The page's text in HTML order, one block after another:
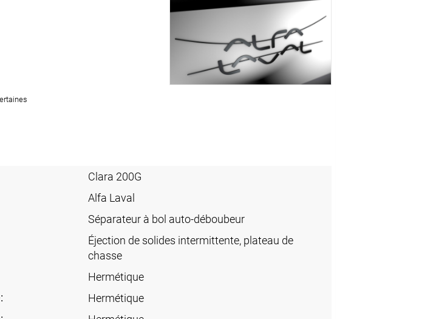
Clara 200G
Alfa Laval
Séparateur à bol auto-déboubeur
Éjection de solides intermittente, plateau de
chasse
Hermétique
Hermétique